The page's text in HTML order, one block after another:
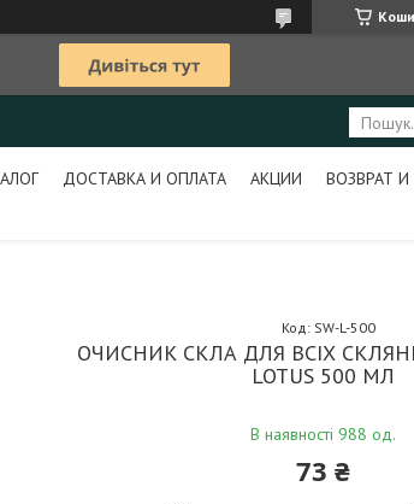
ДОСТАВКА И ОПЛАТА АКЦИИ ВОЗВРАТ
ОЧИСНИК СКЛА ДЛЯ ВСІХ
LOTUS 500 МЛ
В наявності 988 од.
Код: SW-L-500
73 ₴